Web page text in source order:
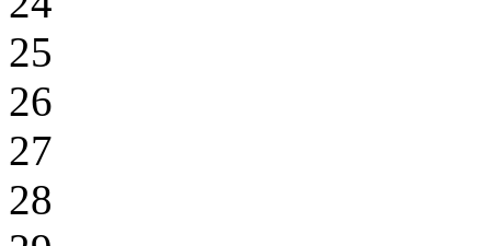
25
26
27
28